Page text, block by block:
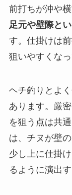
前打ちが沖や
足元や壁際と
す。仕掛けは
狙いやすくなっ
ヘチ釣りとよ
あります。厳
を狙う点は共
は、チヌが壁
少し上に仕掛
るように演出